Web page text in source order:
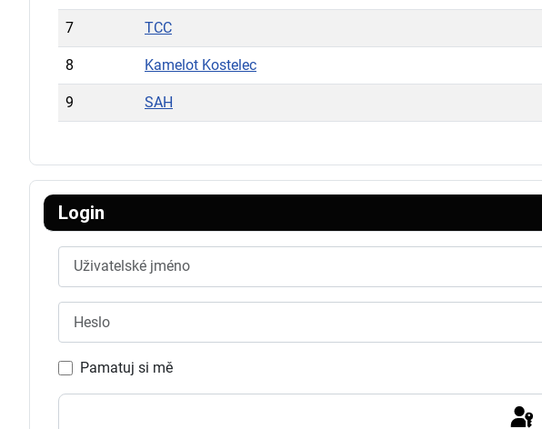
7 TCC
8 Kamelot Kostelec
9 SAH
Login
Pamatuj si mě